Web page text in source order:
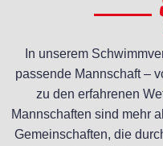
In unserem
passende Mannschaft –
zu den erfahrenen
Mannschaften sind mehr
Gemeinschaften, die